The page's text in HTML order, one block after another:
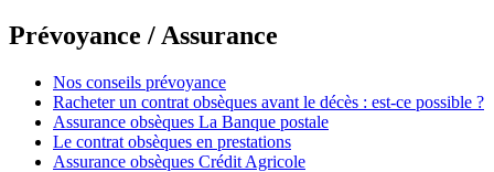
Prévoyance / Assurance
Nos conseils prévoyance
Racheter un contrat obsèques avant le décès : est-ce possible ?
Assurance obsèques La Banque postale
Le contrat obsèques en prestations
Assurance obsèques Crédit Agricole